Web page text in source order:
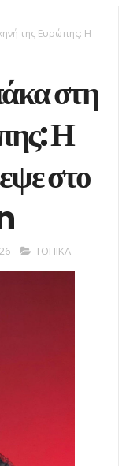
της Ευρώπης: Η
στη
Η
στο
ΤΟΠΙΚΑ